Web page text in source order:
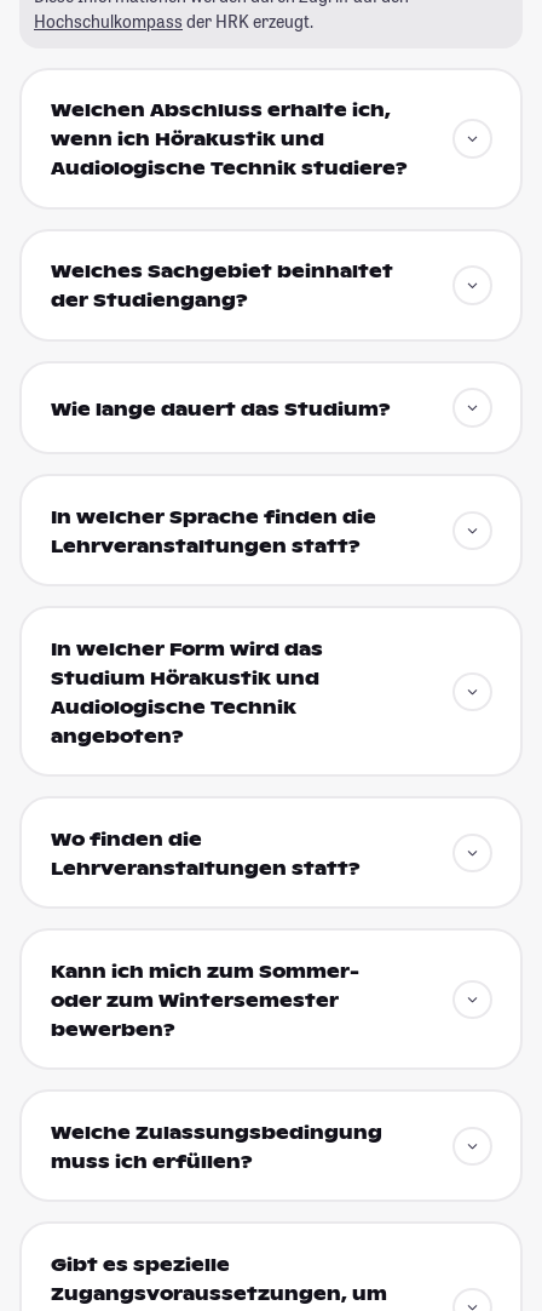
Hochschulkompass der HRK erzeugt.
Welchen Abschluss erhalte ich,
wenn ich Hörakustik und
Audiologische Technik studiere?
Welches Sachgebiet beinhaltet
der Studiengang?
Wie lange dauert das Studium?
In welcher Sprache finden die
Lehrveranstaltungen statt?
In welcher Form wird das
Studium Hörakustik und
Audiologische Technik
angeboten?
Wo finden die
Lehrveranstaltungen statt?
Kann ich mich zum Sommer-
oder zum Wintersemester
bewerben?
Welche Zulassungsbedingung
muss ich erfüllen?
Gibt es spezielle
Zugangsvoraussetzungen, um